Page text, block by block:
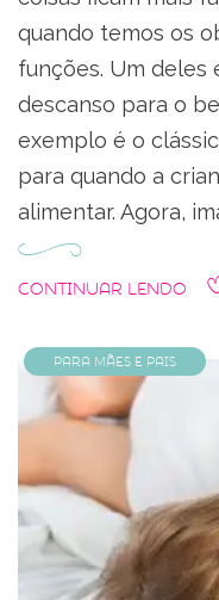
quando temos os
funções. Um deles
descanso para o
exemplo é o
para quando a
alimentar. Agora,
Continuar Lendo
Para Mães e Pais